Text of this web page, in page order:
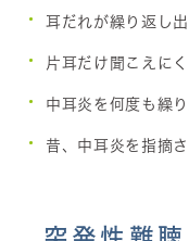
耳だれが繰り返し出
片耳だけ聞こえに
中耳炎を何度も繰
昔、中耳炎を指摘